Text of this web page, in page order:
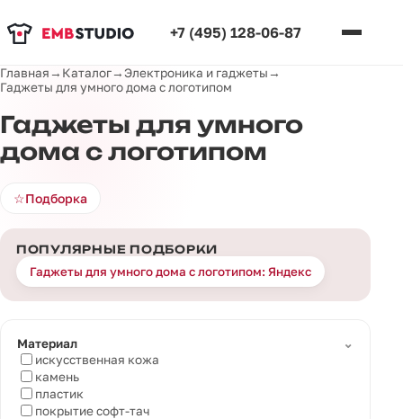
+7 (495) 128-06-87
Главная→ Каталог→Электроника и гаджеты→
Гаджеты для умного дома с логотипом
Гаджеты для умного
дома с логотипом
☆Подборка
ПОПУЛЯРНЫЕ ПОДБОРКИ
Гаджеты для умного дома с логотипом: Яндекс
Материал
⌄
искусственная кожа
камень
пластик
покрытие софт-тач